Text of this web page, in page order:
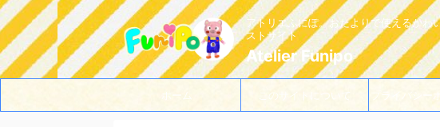
アトリエふにぽ。おたよりで使えるかわ
ストサイト
Atelier Funipo
ホーム このサイトについて プライバシー